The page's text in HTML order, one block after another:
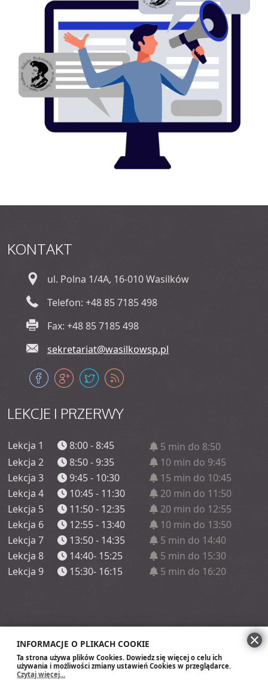
KONTAKT
ul. Polna 1/4A, 16-010 Wasilków
Telefon: +48 85 7185 498
Fax: +48 85 7185 498
sekretariat@wasilkowsp.pl
LEKCJE I PRZERWY
Lekcja 1 8:00 - 8:45
5 min do 8:50
Lekcja 2
8:50 - 9:35
10 min do 9:45
Lekcja 3
9:45 - 10:30
15 min do 10:45
Lekcja 4
10:45 - 11:30
20 min do 11:50
Lekcja 5
11:50 - 12:35
20 min do 12:55
Lekcja 6
12:55 - 13:40
10 min do 13:50
Lekcja 7
13:50 - 14:35
5 min do 14:40
Lekcja 8
14:40- 15:25
5 min do 15:30
Lekcja 9
15:30- 16:15 5 min do 16:20
INFORMACJE O PLIKACH COOKIE
Ta strona używa plików Cookies. Dowiedz się więcej o celu ich
używania i możliwości zmiany ustawień Cookies w przeglądarce.
Czytaj więcej...